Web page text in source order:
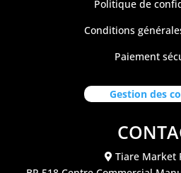
Politique de
Conditions
Paiement
Gestion des
Tiare Market